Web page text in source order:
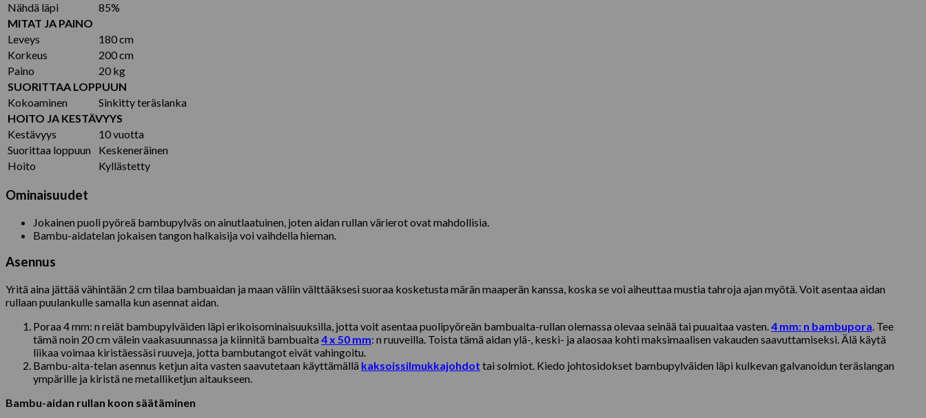
Nähdä läpi
85%
MITAT JA PAINO
Leveys
180 cm
Korkeus
200 cm
Paino
20 kg
SUORITTAA LOPPUUN
Kokoaminen
Sinkitty teräslanka
HOITO JA KESTÄVYYS
Kestävyys
10 vuotta
Suorittaa loppuun
Keskeneräinen
Hoito
Kyllästetty
Ominaisuudet
Jokainen puoli pyöreä bambupylväs on ainutlaatuinen, joten aidan rullan värierot ovat mahdollisia.
Bambu-aidatelan jokaisen tangon halkaisija voi vaihdella hieman.
Asennus
Yritä aina jättää vähintään 2 cm tilaa bambuaidan ja maan väliin välttääksesi suoraa kosketusta märän maaperän kanssa, koska se voi aiheuttaa mustia tahroja ajan myötä. Voit asentaa aidan
rullaan puulankulle samalla kun asennat aidan.
Poraa 4 mm: n reiät bambupylväiden läpi erikoisominaisuuksilla, jotta voit asentaa puolipyöreän bambuaita-rullan olemassa olevaa seinää tai puuaitaa vasten.4 mm: n bambupora. Tee
tämä noin 20 cm välein vaakasuunnassa ja kiinnitä bambuaita 4 x 50 mm: n ruuveilla. Toista tämä aidan ylä-, keski- ja alaosaa kohti maksimaalisen vakauden saavuttamiseksi. Älä käytä
liikaa voimaa kiristäessäsi ruuveja, jotta bambutangot eivät vahingoitu.
Bambu-aita-telan asennus ketjun aita vasten saavutetaan käyttämällä kaksoissilmukkajohdot tai solmiot. Kiedo johtosidokset bambupylväiden läpi kulkevan galvanoidun teräslangan
ympärille ja kiristä ne metalliketjun aitaukseen.
Bambu-aidan rullan koon säätäminen